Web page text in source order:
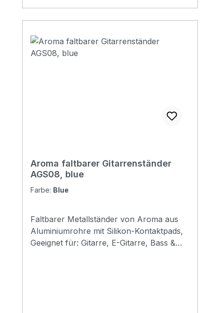
Aroma faltbarer Gitarrenständer
AGS08, blue
Farbe: Blue
Faltbarer Metallständer von Aroma aus
Aluminiumrohre mit Silikon-Kontaktpads,
Geeignet für: Gitarre, E-Gitarre, Bass &